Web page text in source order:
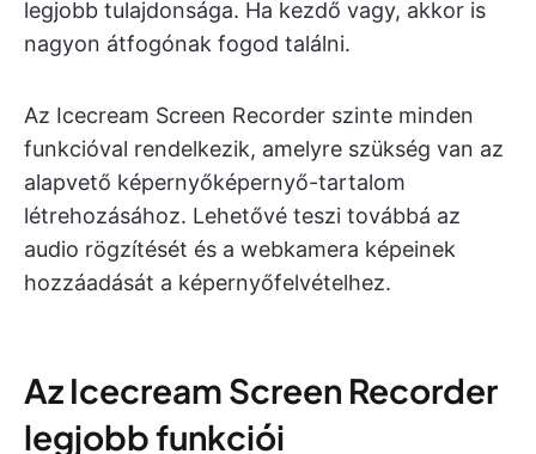
legjobb tulajdonsága. Ha kezdő vagy, akkor is
nagyon átfogónak fogod találni.
Az Icecream Screen Recorder szinte minden
funkcióval rendelkezik, amelyre szükség van az
alapvető képernyőképernyő-tartalom
létrehozásához. Lehetővé teszi továbbá az
audio rögzítését és a webkamera képeinek
hozzáadását a képernyőfelvételhez.
Az Icecream Screen Recorder
legjobb funkciói